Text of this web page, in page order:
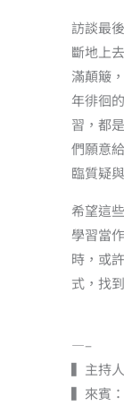
訪談最
斷地上
滿顛簸
年徘徊
習，都
們願意
臨質疑
希望這
學習當
時，或
式，找
—–
▍主持
▍來賓